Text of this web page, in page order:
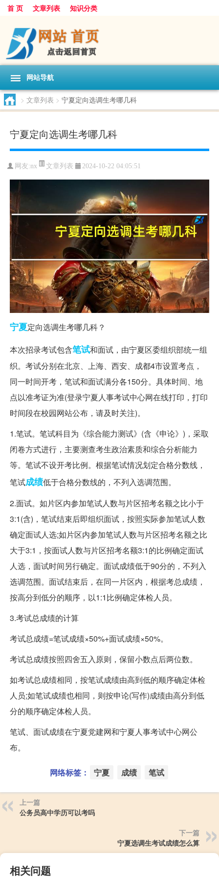
首 页 文章列表 知识分类
网站导航
> 文章列表 > 宁夏定向选调生考哪几科
宁夏定向选调生考哪几科
网友:nx 文章列表 2024-10-22 04:05:51
宁夏定向选调生考哪几科？
本次招录考试包含笔试和面试，由宁夏区委组织部统一组
织。考试分别在北京、上海、西安、成都4市设置考点，
同一时间开考，笔试和面试满分各150分。具体时间、地
点以准考证为准(登录宁夏人事考试中心网在线打印，打印
时间段在校园网站公布，请及时关注)。
1.笔试。笔试科目为《综合能力测试》(含《申论》)，采取
闭卷方式进行，主要测查考生政治素质和综合分析能力
等。笔试不设开考比例。根据笔试情况划定合格分数线，
笔试成绩低于合格分数线的，不列入选调范围。
2.面试。如片区内参加笔试人数与片区招考名额之比小于
3:1(含)，笔试结束后即组织面试，按照实际参加笔试人数
确定面试人选;如片区内参加笔试人数与片区招考名额之比
大于3:1，按面试人数与片区招考名额3:1的比例确定面试
人选，面试时间另行确定。面试成绩低于90分的，不列入
选调范围。面试结束后，在同一片区内，根据考总成绩，
按高分到低分的顺序，以1:1比例确定体检人员。
3.考试总成绩的计算
考试总成绩=笔试成绩×50%+面试成绩×50%。
考试总成绩按照四舍五入原则，保留小数点后两位数。
如考试总成绩相同，按笔试成绩由高到低的顺序确定体检
人员;如笔试成绩也相同，则按申论(写作)成绩由高分到低
分的顺序确定体检人员。
笔试、面试成绩在宁夏党建网和宁夏人事考试中心网公
布。
网络标签： 宁夏 成绩 笔试
上一篇
公务员高中学历可以考吗
下一篇
宁夏选调生考试成绩怎么算
相关问题